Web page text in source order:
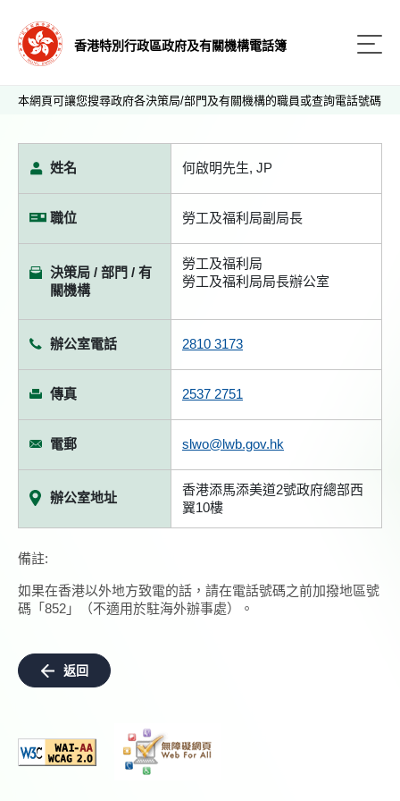
香港特別行政區政府及有關機構電話簿
本網頁可讓您搜尋政府各決策局/部門及有關機構的職員或查詢電話號碼
姓名 何啟明先生, JP
職位 勞工及福利局副局長
決策局 / 部門 / 有
關機構
勞工及福利局
勞工及福利局局長辦公室
辦公室電話 2810 3173
傳真 2537 2751
電郵 slwo@lwb.gov.hk
辦公室地址
香港添馬添美道2號政府總部西
翼10樓
備註:
如果在香港以外地方致電的話，請在電話號碼之前加撥地區號
碼「852」（不適用於駐海外辦事處）。
返回